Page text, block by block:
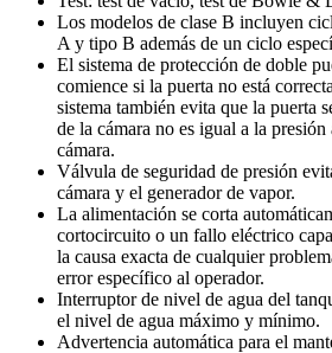
Los modelos de clase B incluyen
A y tipo B además de un ciclo
El sistema de protección de doble
comience si la puerta no está
sistema también evita que la puerta
de la cámara no es igual a la
cámara.
Válvula de seguridad de presión
cámara y el generador de vapor.
La alimentación se corta
cortocircuito o un fallo eléctrico
la causa exacta de cualquier
error específico al operador.
Interruptor de nivel de agua del
el nivel de agua máximo y mínimo.
Advertencia automática para el